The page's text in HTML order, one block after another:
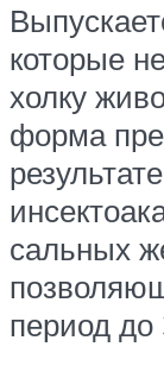
которые
холку
форма
сальных
период до